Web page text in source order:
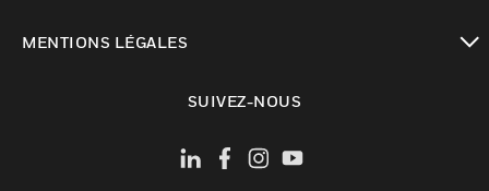
MENTIONS LÉGALES
SUIVEZ-NOUS